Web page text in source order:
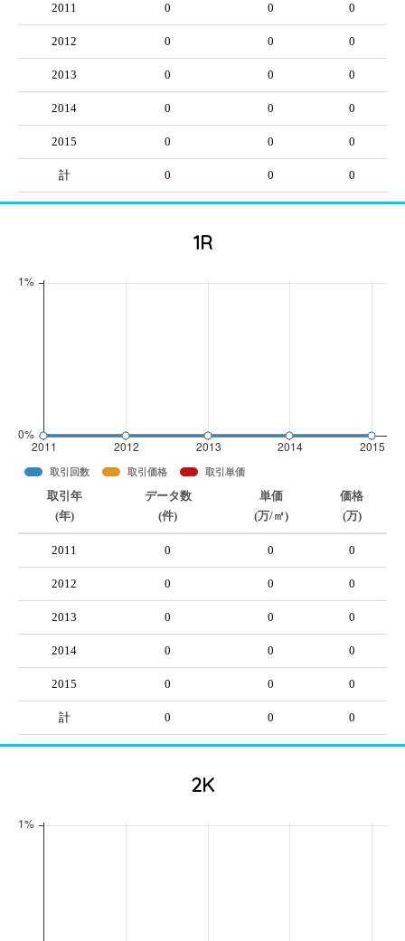
2011 0 0 0
2012 0 0 0
2013 0 0 0
2014 0 0 0
2015 0 0 0
計 0 0 0
1R
取引回数 取引価格 取引単価
取引年
(年)
データ数
(件)
単価
(万/㎡)
価格
(万)
2011 0 0 0
2012 0 0 0
2013 0 0 0
2014 0 0 0
2015 0 0 0
計 0 0 0
2K